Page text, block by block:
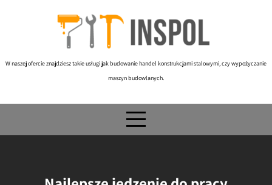
W naszej ofercie znajdziesz takie usługi jak budowanie handel konstrukcjami stalowymi, czy wypożyczanie
maszyn budowlanych.